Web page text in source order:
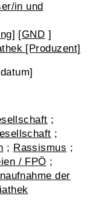
in und
[GND ]
[Produzent]
;
;
; Rassismus ;
/ FPÖ ;
der